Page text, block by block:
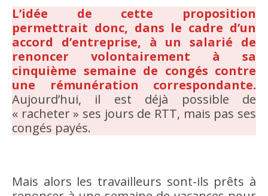
L’idée de cette proposition
permettrait donc, dans le cadre d’un
accord d’entreprise, à un salarié de
renoncer volontairement à sa
cinquième semaine de congés contre
une rémunération correspondante.
Aujourd’hui, il est déjà possible de
« racheter » ses jours de RTT, mais pas ses
congés payés.
Mais alors les travailleurs sont-ils prêts à